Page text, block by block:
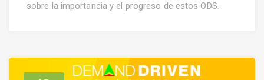
sobre la importancia y el progreso de estos ODS.